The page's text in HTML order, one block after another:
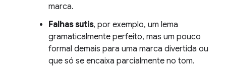
marca.
Falhas sutis, por exemplo, um lema
gramaticalmente perfeito, mas um pouco
formal demais para uma marca divertida ou
que só se encaixa parcialmente no tom.